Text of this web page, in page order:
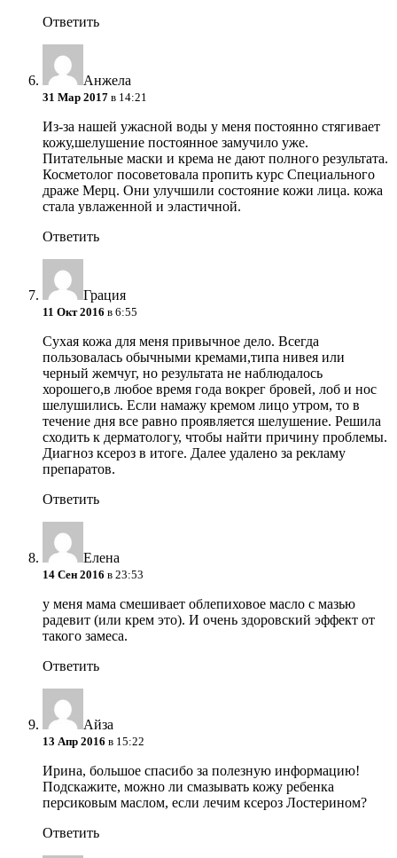
Ответить
Анжела
31 Мар 2017 в 14:21
Из-за нашей ужасной воды у меня постоянно стягивает
кожу,шелушение постоянное замучило уже.
Питательные маски и крема не дают полного результата.
Косметолог посоветовала пропить курс Специального
драже Мерц. Они улучшили состояние кожи лица. кожа
стала увлаженной и эластичной.
Ответить
Грация
11 Окт 2016 в 6:55
Сухая кожа для меня привычное дело. Всегда
пользовалась обычными кремами,типа нивея или
черный жемчуг, но результата не наблюдалось
хорошего,в любое время года вокрег бровей, лоб и нос
шелушились. Если намажу кремом лицо утром, то в
течение дня все равно проявляется шелушение. Решила
сходить к дерматологу, чтобы найти причину проблемы.
Диагноз ксероз в итоге. Далее удалено за рекламу
препаратов.
Ответить
Елена
14 Сен 2016 в 23:53
у меня мама смешивает облепиховое масло с мазью
радевит (или крем это). И очень здоровский эффект от
такого замеса.
Ответить
Айза
13 Апр 2016 в 15:22
Ирина, большое спасибо за полезную информацию!
Подскажите, можно ли смазывать кожу ребенка
персиковым маслом, если лечим ксероз Лостерином?
Ответить